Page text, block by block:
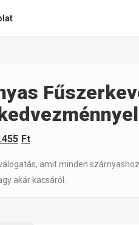
Ft
amit minden
akár kacsáról.